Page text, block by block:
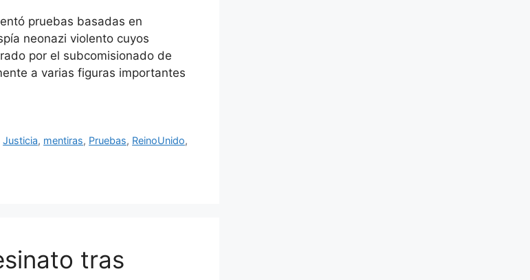
pruebas basadas en
neonazi violento cuyos
por el subcomisionado de
a varias figuras importantes
Justicia, mentiras, Pruebas, ReinoUnido,
tras